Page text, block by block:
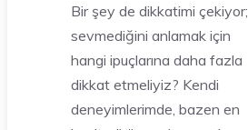
Bir şey de dikkatimi çekiyor;
sevmediğini anlamak için
hangi ipuçlarına daha fazla
dikkat etmeliyiz? Kendi
deneyimlerimde, bazen en